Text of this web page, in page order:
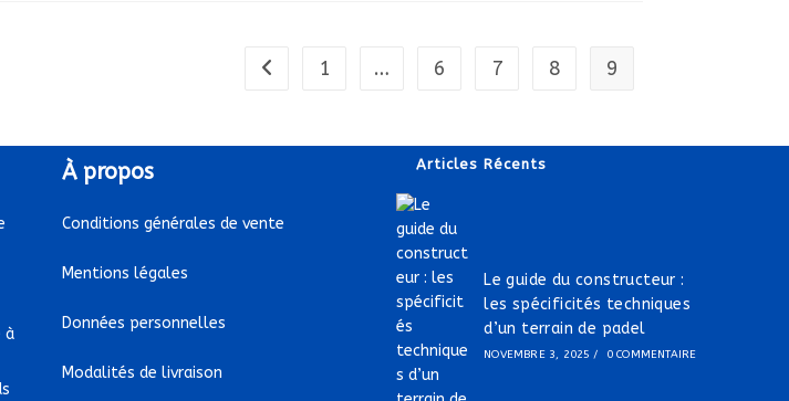
Go to the previous page
1 … 6 7 8 9
à
Àpropos
Conditions générales de vente
Mentions légales
Données personnelles
Modalités de livraison
Articles Récents
Le guide du constructeur :
les spécificités techniques
d’un terrain de padel
NOVEMBRE 3, 2025 / 0 COMMENTAIRE